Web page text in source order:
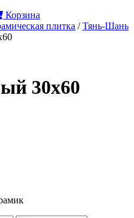
Корзина
плитка /Тянь-Шань
30х60